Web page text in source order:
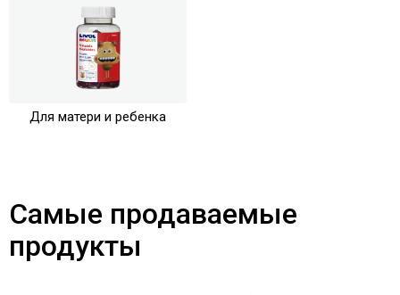
Для матери и ребенка
Самые продаваемые
продукты